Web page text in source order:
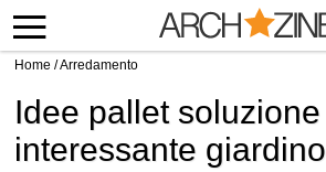
Home /Arredamento
Idee pallet soluzione
interessante giardino